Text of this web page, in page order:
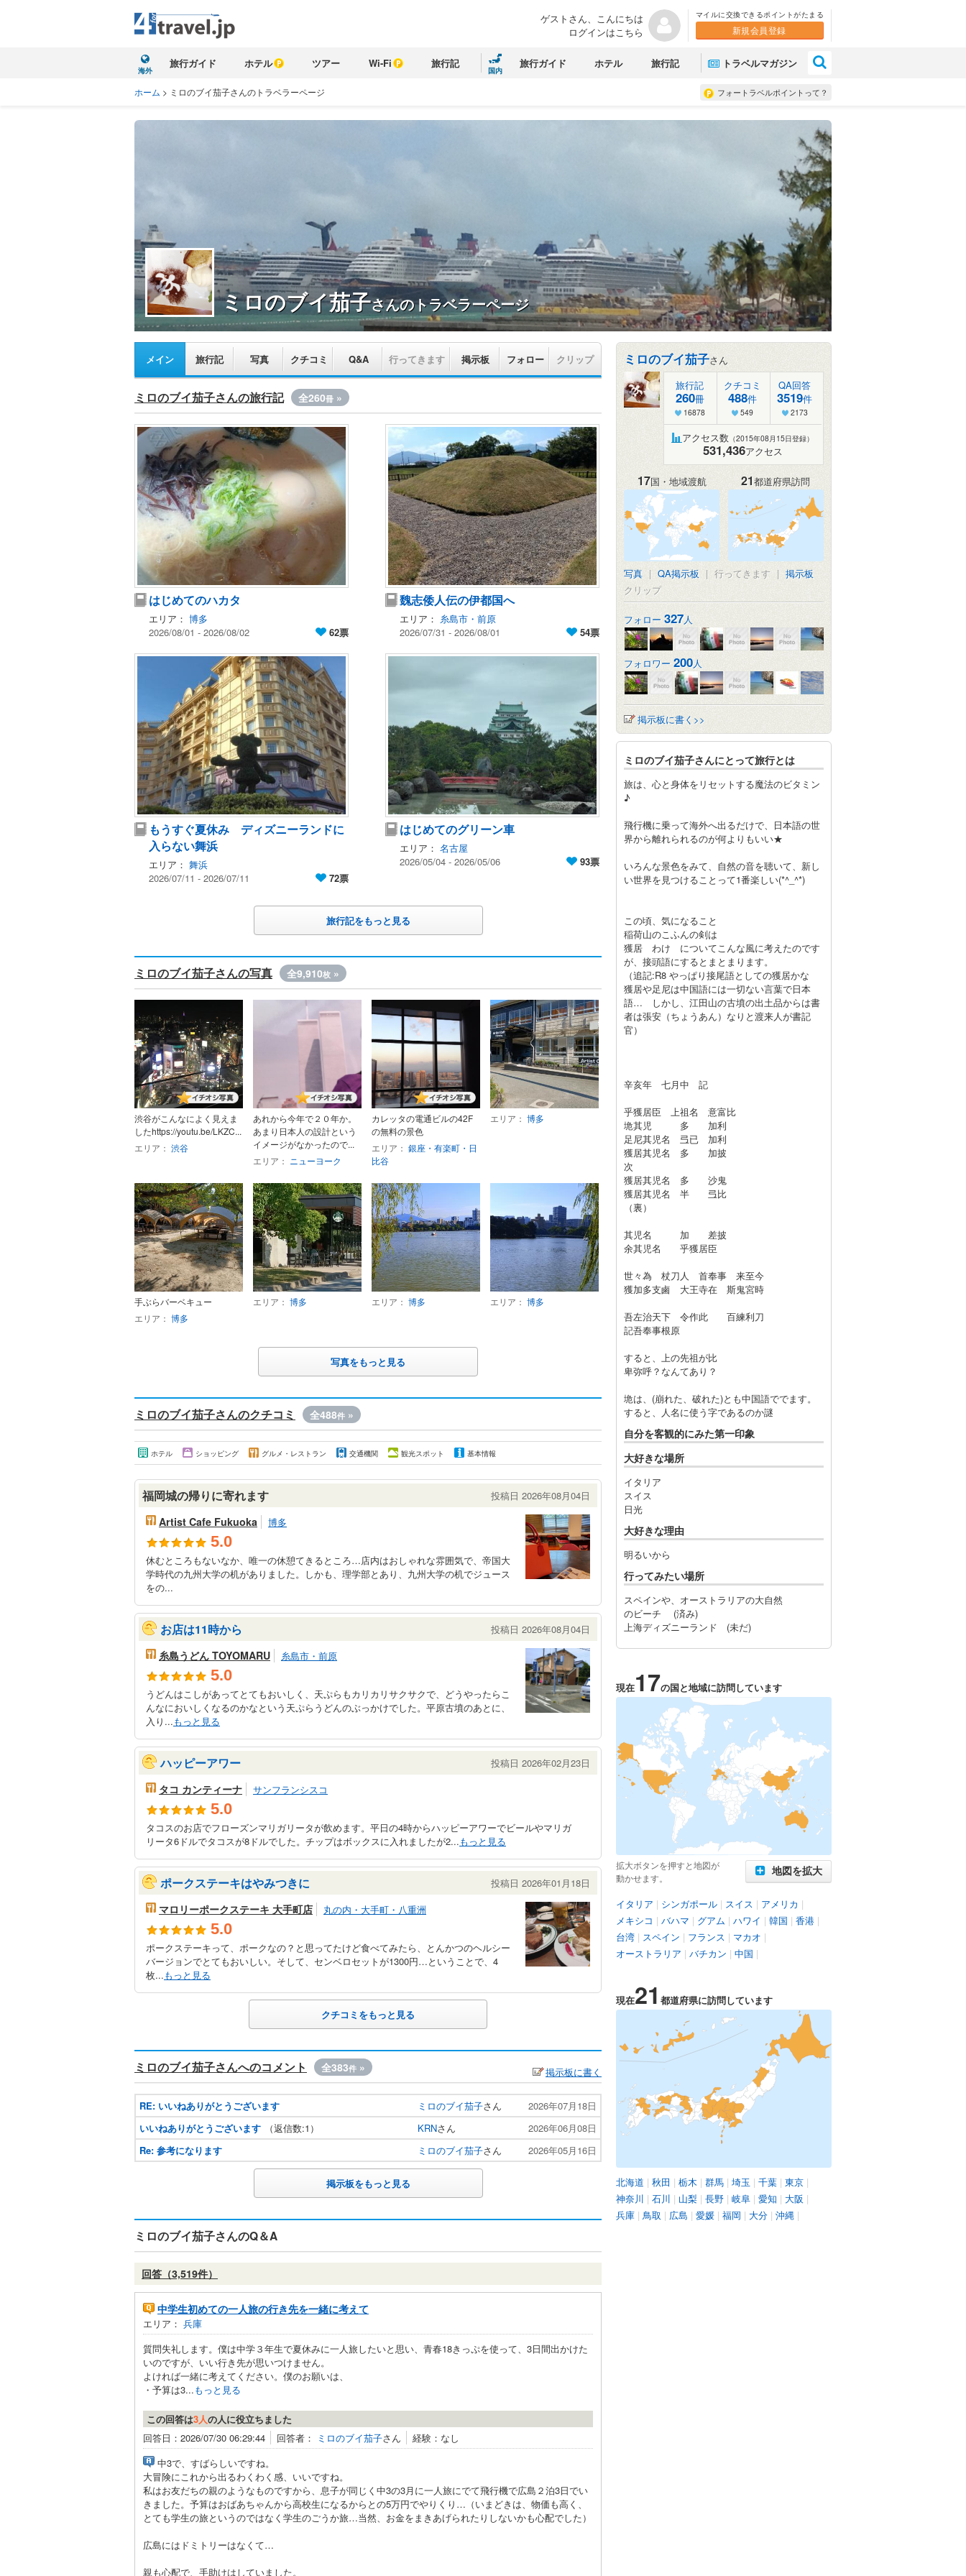
ゲストさん、こんにちは
ログインはこちら
マイルに交換できるポイントがたまる
新規会員登録
海外
旅行ガイド ホテル ツアー Wi-Fi 旅行記
国内
旅行ガイド ホテル 旅行記 トラベルマガジン
フォートラベルポイントって？
ホーム > ミロのブイ茄子さんのトラベラーページ
ミロのブイ茄子さんのトラベラーページ
メイン 旅行記 写真 クチコミ Q&A 行ってきます 掲示板 フォロー クリップ
ミロのブイ茄子さんの旅行記 全260冊 »
はじめてのハカタ
エリア： 博多
2026/08/01 - 2026/08/02
62票
魏志倭人伝の伊都国へ
エリア： 糸島市・前原
2026/07/31 - 2026/08/01
54票
もうすぐ夏休み ディズニーランドに
入らない舞浜
エリア： 舞浜
2026/07/11 - 2026/07/11
72票
はじめてのグリーン車
エリア： 名古屋
2026/05/04 - 2026/05/06
93票
旅行記をもっと見る
ミロのブイ茄子さんの写真 全9,910枚 »
渋谷がこんなによく見えま
したhttps://youtu.be/LKZC...
エリア： 渋谷
あれから今年で２０年か。
あまり日本人の設計という
イメージがなかったので...
エリア： ニューヨーク
カレッタの電通ビルの42F
の無料の景色
エリア： 銀座・有楽町・日
比谷
エリア： 博多
手ぶらバーベキュー
エリア： 博多
エリア： 博多 エリア： 博多 エリア： 博多
写真をもっと見る
ミロのブイ茄子さんのクチコミ 全488件 »
ホテル ショッピング グルメ・レストラン 交通機関 観光スポット 基本情報
福岡城の帰りに寄れます 投稿日 2026年08月04日
Artist Cafe Fukuoka 博多
5.0
休むところもないなか、唯一の休憩てきるところ…店内はおしゃれな雰囲気で、帝国大
学時代の九州大学の机がありました。しかも、理学部とあり、九州大学の机でジュース
をの...
お店は11時から 投稿日 2026年08月04日
糸島うどん TOYOMARU 糸島市・前原
5.0
うどんはこしがあってとてもおいしく、天ぷらもカリカリサクサクで、どうやったらこ
んなにおいしくなるのかなという天ぷらうどんのぶっかけでした。平原古墳のあとに、
入り...もっと見る
ハッピーアワー 投稿日 2026年02月23日
タコ カンティーナ サンフランシスコ
5.0
タコスのお店でフローズンマリガリータが飲めます。平日の4時からハッピーアワーでビールやマリガ
リータ6ドルでタコスが8ドルでした。チップはボックスに入れましたが2...もっと見る
ポークステーキはやみつきに 投稿日 2026年01月18日
マロリーポークステーキ 大手町店 丸の内・大手町・八重洲
5.0
ポークステーキって、ポークなの？と思ってたけど食べてみたら、とんかつのヘルシー
バージョンでとてもおいしい。そして、センベロセットが1300円…ということで、4
枚...もっと見る
クチコミをもっと見る
ミロのブイ茄子さんへのコメント 全383件 » 掲示板に書く
RE: いいねありがとうございます ミロのブイ茄子さん
2026年07月18日
いいねありがとうございます
（返信数:1） KRNさん
2026年06月08日
Re: 参考になります
ミロのブイ茄子さん 2026年05月16日
掲示板をもっと見る
ミロのブイ茄子さんのQ＆A
回答（3,519件）
中学生初めての一人旅の行き先を一緒に考えて
エリア： 兵庫
質問失礼します。僕は中学３年生で夏休みに一人旅したいと思い、青春18きっぷを使って、3日間出かけた
いのですが、いい行き先が思いつけません。
よければ一緒に考えてください。僕のお願いは、
・予算は3...もっと見る
この回答は3人の人に役立ちました
回答日：2026/07/30 06:29:44
回答者： ミロのブイ茄子さん
経験：なし
中3で、すばらしいですね。
大冒険にこれから出るわくわく感、いいですね。
私はお友だちの親のようなものですから、息子が同じく中3の3月に一人旅にでて飛行機で広島２泊3日でい
きました。予算はおばあちゃんから高校生になるからとの5万円でやりくり…（いまどきは、物価も高く、
とても学生の旅というのではなく学生のごうか旅…当然、お金をまきあげられたりしないかも心配でした）
広島にはドミトリーはなくて…
親も心配で、手助けはしていました。
ミロのブイ茄子さん
旅行記
260冊
16878
クチコミ
488件
549
QA回答
3519件
2173
アクセス数 （2015年08月15日登録）
531,436アクセス
17国・地域渡航 21都道府県訪問
写真 | QA掲示板 | 行ってきます | 掲示板
クリップ
フォロー 327人
フォロワー 200人
掲示板に書く>>
ミロのブイ茄子さんにとって旅行とは
旅は、心と身体をリセットする魔法のビタミン
♪
飛行機に乗って海外へ出るだけで、日本語の世
界から離れられるのが何よりもいい★
いろんな景色をみて、自然の音を聴いて、新し
い世界を見つけることって1番楽しい(*^_^*)
この頃、気になること
稲荷山のこふんの剣は
獲居 わけ についてこんな風に考えたのです
が、接頭語にするとまとまります。
（追記:R8 やっぱり接尾語としての獲居かな
獲居や足尼は中国語には一切ない言葉で日本
語… しかし、江田山の古墳の出土品からは書
者は張安（ちょうあん）なりと渡来人が書記
官）
辛亥年 七月中 記
乎獲居臣 上祖名 意富比
垝其児 多 加利
足尼其児名 弖已 加利
獲居其児名 多 加披
次
獲居其児名 多 沙鬼
獲居其児名 半 弖比
（裏）
其児名 加 差披
余其児名 乎獲居臣
世々為 杖刀人 首奉事 来至今
獲加多支鹵 大王寺在 斯鬼宮時
吾左治天下 令作此 百練利刀
記吾奉事根原
すると、上の先祖が比
卑弥呼？なんてあり？
垝は、(崩れた、破れた)とも中国語ででます。
すると、人名に使う字であるのか謎
自分を客観的にみた第一印象
大好きな場所
イタリア
スイス
日光
大好きな理由
明るいから
行ってみたい場所
スペインや、オーストラリアの大自然
のビーチ (済み)
上海ディズニーランド (未だ)
現在17の国と地域に訪問しています
拡大ボタンを押すと地図が
動かせます。
地図を拡大
イタリア | シンガポール | スイス | アメリカ |
メキシコ | バハマ | グアム | ハワイ | 韓国 | 香港 |
台湾 | スペイン | フランス | マカオ |
オーストラリア | バチカン | 中国 |
現在21 都道府県に訪問しています
北海道 | 秋田 | 栃木 | 群馬 | 埼玉 | 千葉 | 東京 |
神奈川 | 石川 | 山梨 | 長野 | 岐阜 | 愛知 | 大阪 |
兵庫 | 鳥取 | 広島 | 愛媛 | 福岡 | 大分 | 沖縄 |